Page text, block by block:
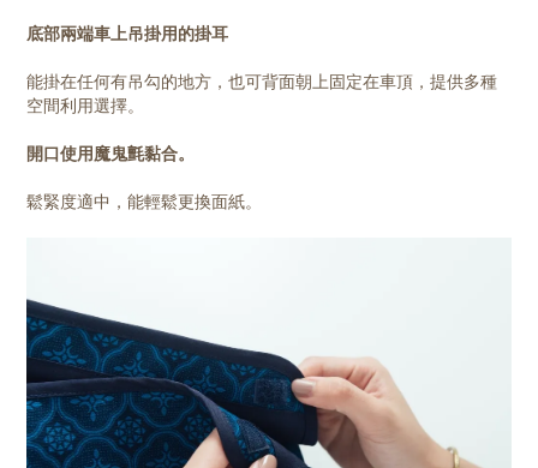
底部兩端車上吊掛用的掛耳
能掛在任何有吊勾的地方，也可背面朝上固定在車頂，提供多種
空間利用選擇。
開口使用魔鬼氈黏合。
鬆緊度適中，能輕鬆更換面紙。